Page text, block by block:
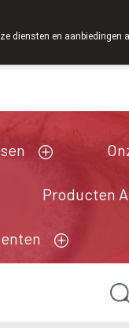
Producten
diensten en